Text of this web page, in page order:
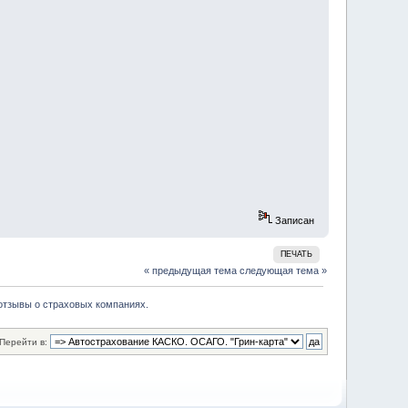
Записан
ПЕЧАТЬ
« предыдущая тема следующая тема »
о страховых компаниях.
Перейти в: